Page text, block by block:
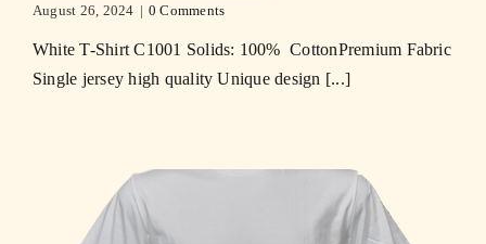
August 26, 2024 | 0 Comments
White T-Shirt C1001 Solids: 100% CottonPremium Fabric
Single jersey high quality Unique design [...]